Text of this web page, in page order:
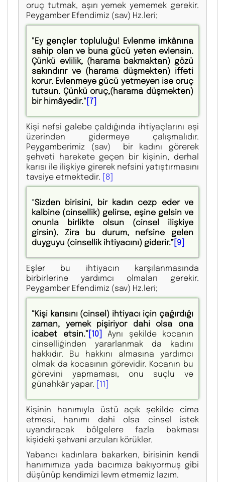
oruç tutmak, aşırı yemek yememek gerekir.
Peygamber Efendimiz (sav) Hz.leri;
"Ey gençler topluluğu! Evlenme imkânına
sahip olan ve buna gücü yeten evlensin.
Çünkü evlilik, (harama bakmaktan) gözü
sakındırır ve (harama düşmekten) iffeti
korur. Evlenmeye gücü yetmeyen ise oruç
tutsun. Çünkü oruç,(harama düşmekten)
bir himâyedir."[7]
Kişi nefsi galebe çaldığında ihtiyaçlarını eşi
üzerinden gidermeye çalışmalıdır.
Peygamberimiz (sav) bir kadını görerek
şehveti harekete geçen bir kişinin, derhal
karısı ile ilişkiye girerek nefsini yatıştırmasını
tavsiye etmektedir. [8]
“Sizden birisini, bir kadın cezp eder ve
kalbine (cinsellik) gelirse, eşine gelsin ve
onunla birlikte olsun (cinsel ilişkiye
girsin). Zira bu durum, nefsine gelen
duyguyu (cinsellik ihtiyacını) giderir.”[9]
Eşler bu ihtiyacın karşılanmasında
birbirlerine yardımcı olmaları gerekir.
Peygamber Efendimiz (sav) Hz.leri;
“Kişi karısını (cinsel) ihtiyacı için çağırdığı
zaman, yemek pişiriyor dahi olsa ona
icabet etsin.”[10] Aynı şekilde kocanın
cinselliğinden yararlanmak da kadını
hakkıdır. Bu hakkını almasına yardımcı
olmak da kocasının görevidir. Kocanın bu
görevini yapmaması, onu suçlu ve
günahkâr yapar. [11]
Kişinin hanımıyla üstü açık şekilde cima
etmesi, hanımı dahi olsa cinsel istek
uyandıracak bölgelere fazla bakması
kişideki şehvani arzuları körükler.
Yabancı kadınlara bakarken, birisinin kendi
hanımımıza yada bacımıza bakıyormuş gibi
düşünüp kendimizi levm etmemiz lazım.